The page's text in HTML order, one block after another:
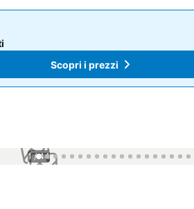
Scopri i prezziScopri i prezzi
1 / 44